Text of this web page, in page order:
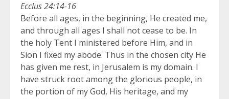
Ecclus 24:14-16
Before all ages, in the beginning, He created me,
and through all ages I shall not cease to be. In
the holy Tent I ministered before Him, and in
Sion I fixed my abode. Thus in the chosen city He
has given me rest, in Jerusalem is my domain. I
have struck root among the glorious people, in
the portion of my God, His heritage, and my